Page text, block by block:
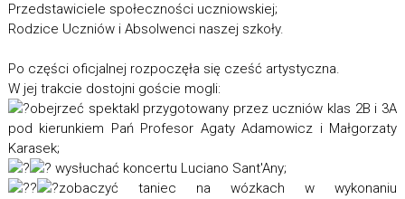
Przedstawiciele społeczności uczniowskiej;
Rodzice Uczniów i Absolwenci naszej szkoły.
Po części oficjalnej rozpoczęła się cześć artystyczna.
W jej trakcie dostojni goście mogli:
obejrzeć spektakl przygotowany przez uczniów klas 2B i 3A
pod kierunkiem Pań Profesor Agaty Adamowicz i Małgorzaty
Karasek;
wysłuchać koncertu Luciano Sant'Any;
zobaczyć taniec na wózkach w wykonaniu